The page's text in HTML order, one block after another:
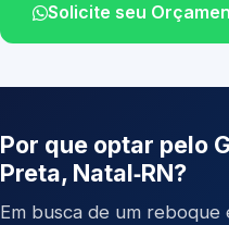
Solicite seu
Por que optar pelo
Preta, Natal‑RN?
Em busca de um reboque